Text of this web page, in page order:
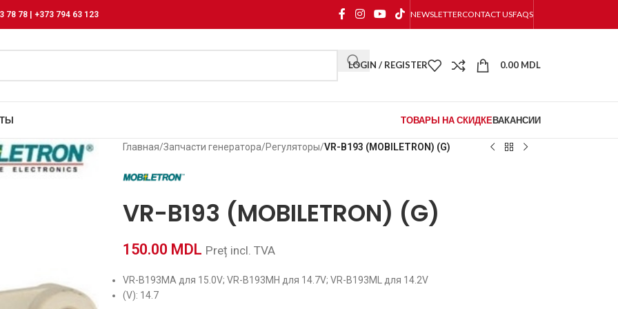
78 78 | +373 794 63 123 NEWSLETTERCONTACT USFAQS
LOGIN / REGISTER 0.00 MDL
ТОВАРЫ НА СКИДКЕВАКАНСИИ
Главная/Запчасти генератора/Регуляторы/VR-B193 (MOBILETRON) (G)
VR-B193 (MOBILETRON) (G)
150.00 MDL Preț incl. TVA
VR-B193MA для 15.0V; VR-B193MH для 14.7V; VR-B193ML для 14.2V
(V): 14.7